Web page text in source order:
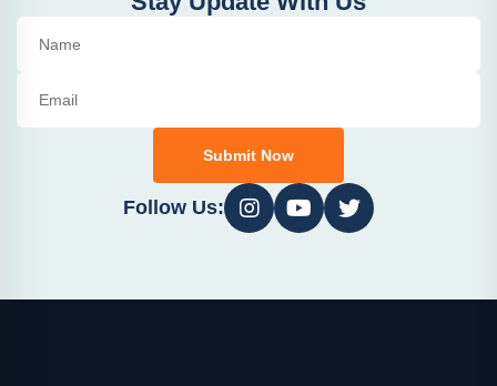
Submit Now
Follow Us: